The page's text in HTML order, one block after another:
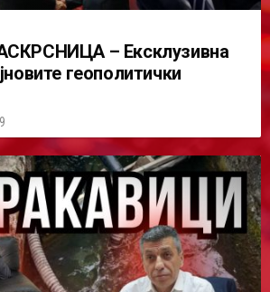
– Ексклузивна
геополитички